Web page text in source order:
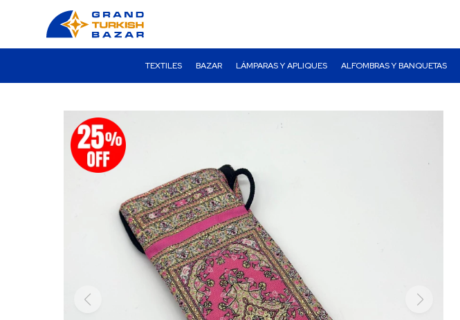
TEXTILES BAZAR LÁMPARAS Y APLIQUES ALFOMBRAS Y BANQUETAS